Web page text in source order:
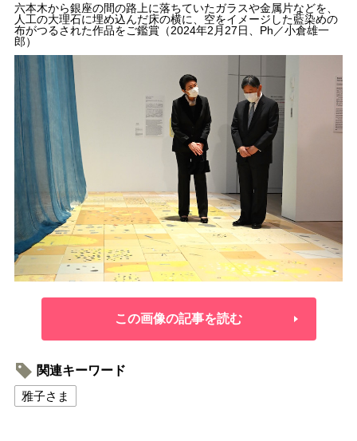
六本木から銀座の間の路上に落ちていたガラスや金属片などを、
人工の大理石に埋め込んだ床の横に、空をイメージした藍染めの
布がつるされた作品をご鑑賞（2024年2月27日、Ph／小倉雄一
郎）
この画像の記事を読む
関連キーワード
雅子さま